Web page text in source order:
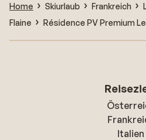
Home Skiurlaub Frankreich
Flaine
Résidence PV Premium
Italien